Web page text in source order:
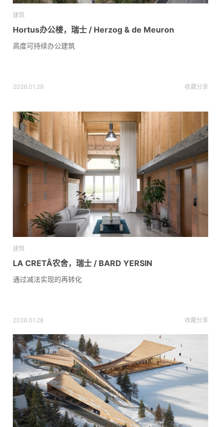
建筑
Hortus办公楼，瑞士 / Herzog & de Meuron
高度可持续办公建筑
2026.01.29 收藏分享
建筑
LA CRETÂ农舍，瑞士 / BARD YERSIN
通过减法实现的再转化
2026.01.28 收藏分享